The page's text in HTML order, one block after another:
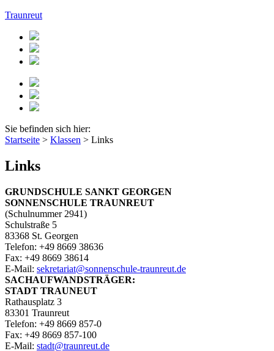
Traunreut
Sie befinden sich hier:
Startseite > Klassen > Links
Links
GRUNDSCHULE SANKT GEORGEN
SONNENSCHULE TRAUNREUT
(Schulnummer 2941)
Schulstraße 5
83368 St. Georgen
Telefon: +49 8669 38636
Fax: +49 8669 38614
E‑Mail: sekretariat@sonnenschule-traunreut.de
SACHAUFWANDSTRÄGER:
STADT TRAUNEUT
Rathausplatz 3
83301 Traunreut
Telefon: +49 8669 857-0
Fax: +49 8669 857-100
E‑Mail: stadt@traunreut.de